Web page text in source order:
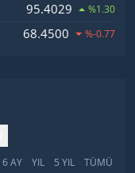
95.4029 %1.30
68.4500 %-0.77
6 AY YIL 5 YIL TÜMÜ